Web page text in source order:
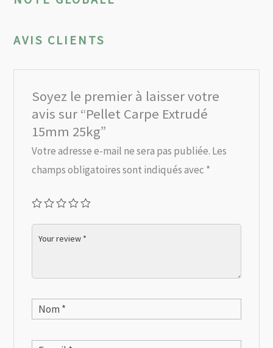
AVIS CLIENTS
Soyez le premier à laisser votre
avis sur “Pellet Carpe Extrudé
15mm 25kg”
Votre adresse e-mail ne sera pas publiée. Les
champs obligatoires sont indiqués avec *